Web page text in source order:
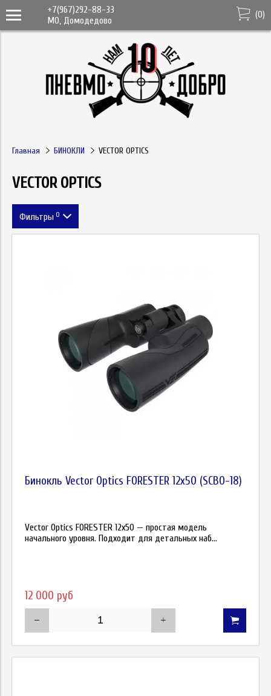
+7(967)292-88-33
МО, Домодедово
(0)
Главная БИНОКЛИ VECTOR OPTICS
VECTOR OPTICS
Фильтры 0
Бинокль Vector Optics FORESTER 12x50 (SCBO-18)
Vector Optics FORESTER 12x50 — простая модель
начального уровня. Подходит для детальных наб...
12 000 руб